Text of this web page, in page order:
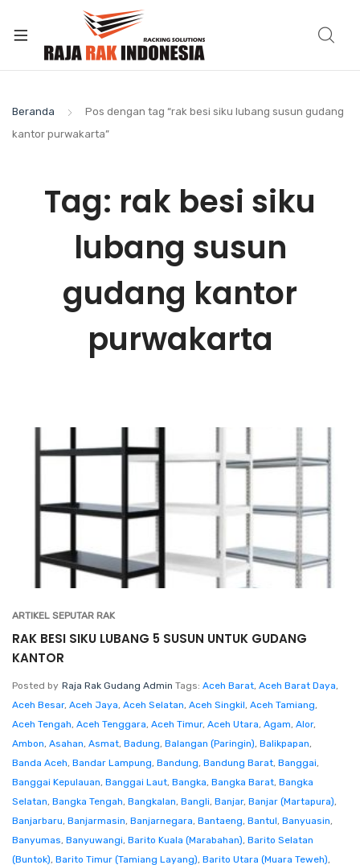
Beranda
Pos dengan tag “rak besi siku lubang susun gudang
kantor purwakarta”
Tag: rak besi siku
lubang susun
gudang kantor
purwakarta
ARTIKEL SEPUTAR RAK
RAK BESI SIKU LUBANG 5 SUSUN UNTUK GUDANG
KANTOR
Posted by Raja Rak Gudang Admin Tags: Aceh Barat, Aceh Barat Daya,
Aceh Besar, Aceh Jaya, Aceh Selatan, Aceh Singkil, Aceh Tamiang,
Aceh Tengah, Aceh Tenggara, Aceh Timur, Aceh Utara, Agam, Alor,
Ambon, Asahan, Asmat, Badung, Balangan (Paringin), Balikpapan,
Banda Aceh, Bandar Lampung, Bandung, Bandung Barat, Banggai,
Banggai Kepulauan, Banggai Laut, Bangka, Bangka Barat, Bangka
Selatan, Bangka Tengah, Bangkalan, Bangli, Banjar, Banjar (Martapura),
Banjarbaru, Banjarmasin, Banjarnegara, Bantaeng, Bantul, Banyuasin,
Banyumas, Banyuwangi, Barito Kuala (Marabahan), Barito Selatan
(Buntok), Barito Timur (Tamiang Layang), Barito Utara (Muara Teweh),